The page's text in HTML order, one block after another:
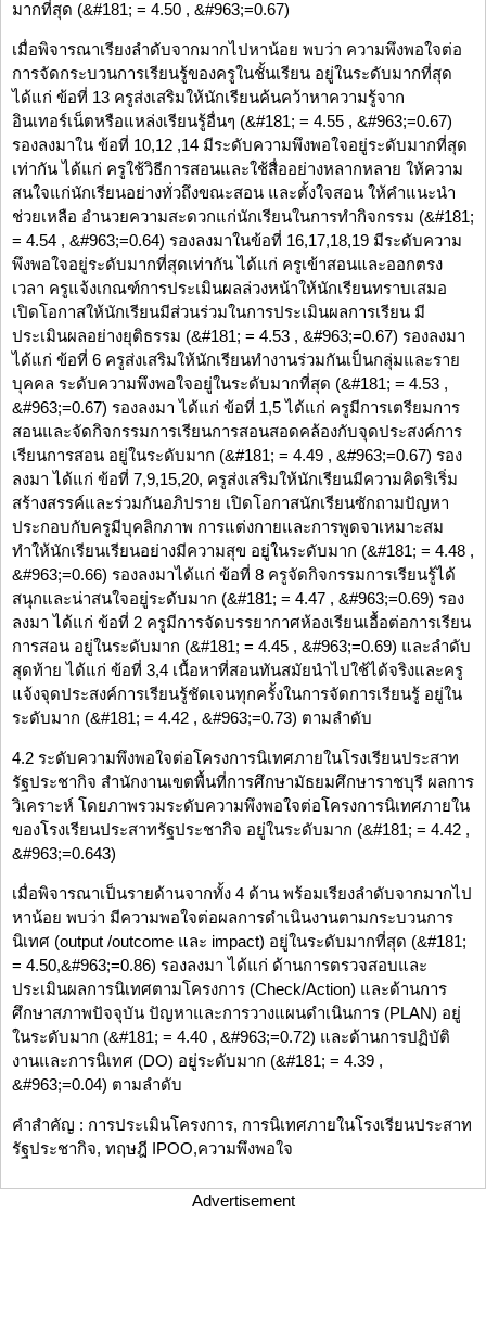
มากที่สุด (&#181; = 4.50 , &#963;=0.67)
เมื่อพิจารณาเรียงลำดับจากมากไปหาน้อย พบว่า ความพึงพอใจต่อ
การจัดกระบวนการเรียนรู้ของครูในชั้นเรียน อยู่ในระดับมากที่สุด
ได้แก่ ข้อที่ 13 ครูส่งเสริมให้นักเรียนค้นคว้าหาความรู้จาก
อินเทอร์เน็ตหรือแหล่งเรียนรู้อื่นๆ (&#181; = 4.55 , &#963;=0.67)
รองลงมาใน ข้อที่ 10,12 ,14 มีระดับความพึงพอใจอยู่ระดับมากที่สุด
เท่ากัน ได้แก่ ครูใช้วิธีการสอนและใช้สื่ออย่างหลากหลาย ให้ความ
สนใจแก่นักเรียนอย่างทั่วถึงขณะสอน และตั้งใจสอน ให้คำแนะนำ
ช่วยเหลือ อำนวยความสะดวกแก่นักเรียนในการทำกิจกรรม (&#181;
= 4.54 , &#963;=0.64) รองลงมาในข้อที่ 16,17,18,19 มีระดับความ
พึงพอใจอยู่ระดับมากที่สุดเท่ากัน ได้แก่ ครูเข้าสอนและออกตรง
เวลา ครูแจ้งเกณฑ์การประเมินผลล่วงหน้าให้นักเรียนทราบเสมอ
เปิดโอกาสให้นักเรียนมีส่วนร่วมในการประเมินผลการเรียน มี
ประเมินผลอย่างยุติธรรม (&#181; = 4.53 , &#963;=0.67) รองลงมา
ได้แก่ ข้อที่ 6 ครูส่งเสริมให้นักเรียนทำงานร่วมกันเป็นกลุ่มและราย
บุคคล ระดับความพึงพอใจอยู่ในระดับมากที่สุด (&#181; = 4.53 ,
&#963;=0.67) รองลงมา ได้แก่ ข้อที่ 1,5 ได้แก่ ครูมีการเตรียมการ
สอนและจัดกิจกรรมการเรียนการสอนสอดคล้องกับจุดประสงค์การ
เรียนการสอน อยู่ในระดับมาก (&#181; = 4.49 , &#963;=0.67) รอง
ลงมา ได้แก่ ข้อที่ 7,9,15,20, ครูส่งเสริมให้นักเรียนมีความคิดริเริ่ม
สร้างสรรค์และร่วมกันอภิปราย เปิดโอกาสนักเรียนซักถามปัญหา
ประกอบกับครูมีบุคลิกภาพ การแต่งกายและการพูดจาเหมาะสม
ทำให้นักเรียนเรียนอย่างมีความสุข อยู่ในระดับมาก (&#181; = 4.48 ,
&#963;=0.66) รองลงมาได้แก่ ข้อที่ 8 ครูจัดกิจกรรมการเรียนรู้ได้
สนุกและน่าสนใจอยู่ระดับมาก (&#181; = 4.47 , &#963;=0.69) รอง
ลงมา ได้แก่ ข้อที่ 2 ครูมีการจัดบรรยากาศห้องเรียนเอื้อต่อการเรียน
การสอน อยู่ในระดับมาก (&#181; = 4.45 , &#963;=0.69) และลำดับ
สุดท้าย ได้แก่ ข้อที่ 3,4 เนื้อหาที่สอนทันสมัยนำไปใช้ได้จริงและครู
แจ้งจุดประสงค์การเรียนรู้ชัดเจนทุกครั้งในการจัดการเรียนรู้ อยู่ใน
ระดับมาก (&#181; = 4.42 , &#963;=0.73) ตามลำดับ
4.2 ระดับความพึงพอใจต่อโครงการนิเทศภายในโรงเรียนประสาท
รัฐประชากิจ สำนักงานเขตพื้นที่การศึกษามัธยมศึกษาราชบุรี ผลการ
วิเคราะห์ โดยภาพรวมระดับความพึงพอใจต่อโครงการนิเทศภายใน
ของโรงเรียนประสาทรัฐประชากิจ อยู่ในระดับมาก (&#181; = 4.42 ,
&#963;=0.643)
เมื่อพิจารณาเป็นรายด้านจากทั้ง 4 ด้าน พร้อมเรียงลำดับจากมากไป
หาน้อย พบว่า มีความพอใจต่อผลการดำเนินงานตามกระบวนการ
นิเทศ (output /outcome และ impact) อยู่ในระดับมากที่สุด (&#181;
= 4.50,&#963;=0.86) รองลงมา ได้แก่ ด้านการตรวจสอบและ
ประเมินผลการนิเทศตามโครงการ (Check/Action) และด้านการ
ศึกษาสภาพปัจจุบัน ปัญหาและการวางแผนดำเนินการ (PLAN) อยู่
ในระดับมาก (&#181; = 4.40 , &#963;=0.72) และด้านการปฏิบัติ
งานและการนิเทศ (DO) อยู่ระดับมาก (&#181; = 4.39 ,
&#963;=0.04) ตามลำดับ
คำสำคัญ : การประเมินโครงการ, การนิเทศภายในโรงเรียนประสาท
รัฐประชากิจ, ทฤษฎี IPOO,ความพึงพอใจ
Advertisement